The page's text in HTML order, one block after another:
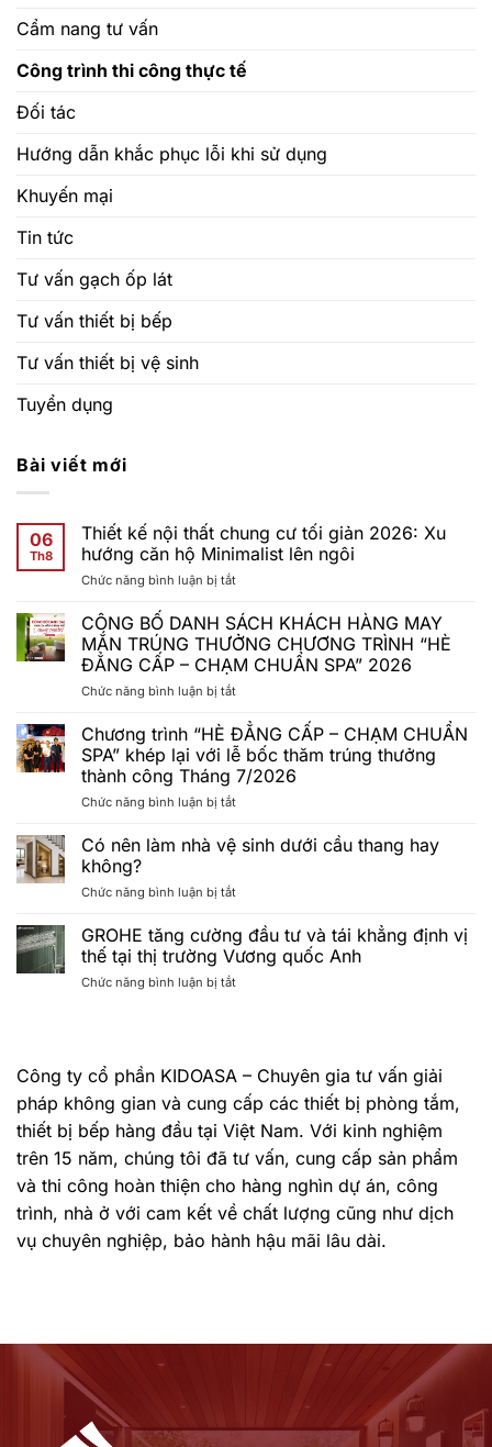
Cẩm nang tư vấn
Công trình thi công thực tế
Đối tác
Hướng dẫn khắc phục lỗi khi sử dụng
Khuyến mại
Tin tức
Tư vấn gạch ốp lát
Tư vấn thiết bị bếp
Tư vấn thiết bị vệ sinh
Tuyển dụng
Bài viết mới
06
Th8
Thiết kế nội thất chung cư tối giản 2026: Xu
hướng căn hộ Minimalist lên ngôi
Chức năng bình luận bị tắtở
kế
nội
thất
chung
cư
giản
2026:
Xu
hướng
căn
Minimalist
CÔNG BỐ DANH SÁCH KHÁCH HÀNG MAY
MẮN TRÚNG THƯỞNG CHƯƠNG TRÌNH “HÈ
ĐẲNG CẤP – CHẠM CHUẨN SPA” 2026
Chức năng bình luận bị tắtở
BỐ
DANH
SÁCH
KHÁCH
HÀNG
MẮN
TRÚNG
CHƯƠNG
“HÈ
ĐẲNG
–
Chương trình “HÈ ĐẲNG CẤP – CHẠM CHUẨN
SPA” khép lại với lễ bốc thăm trúng thưởng
thành công Tháng 7/2026
Chức năng bình luận bị tắtở
trình
“HÈ
CẤP
CHẠM
CHUẨN
SPA”
khép
thăm
trúng
thưởng
thành
công
Tháng
7/2026
Có nên làm nhà vệ sinh dưới cầu thang hay
không?
Chức năng bình luận bị tắtở
nên
làm
nhà
vệ
hay
không?
GROHE tăng cường đầu tư và tái khẳng định vị
thế tại thị trường Vương quốc Anh
Chức năng bình luận bị tắtở
tư
và
tái
khẳng
định
vị
thế
tại
thị
trường
Công ty cổ phần KIDOASA – Chuyên gia tư vấn giải
pháp không gian và cung cấp các thiết bị phòng tắm,
thiết bị bếp hàng đầu tại Việt Nam. Với kinh nghiệm
trên 15 năm, chúng tôi đã tư vấn, cung cấp sản phẩm
và thi công hoàn thiện cho hàng nghìn dự án, công
trình, nhà ở với cam kết về chất lượng cũng như dịch
vụ chuyên nghiệp, bảo hành hậu mãi lâu dài.